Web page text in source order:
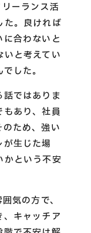
ーランス活
た。良ければ
合わないと
と考えてい
した。
ではありま
もあり、社員
ため、強い
生じた場
かという不安
気の方で、
キャッチア